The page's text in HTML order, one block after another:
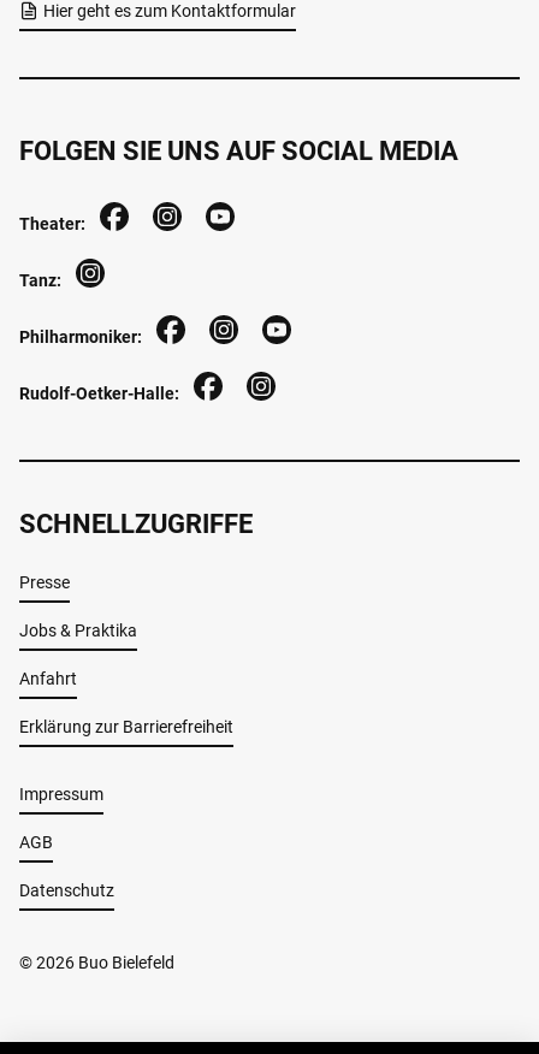
Hier geht es zum Kontaktformular
SCHNELLZUGRIFFE
Presse
Jobs & Praktika
Anfahrt
Erklärung zur Barrierefreiheit
© 2026 Buo Bielefeld
Impressum
AGB
Datenschutz
FOLGEN SIE UNS AUF SOCIAL MEDIA
Theater:
Tanz:
Philharmoniker:
Rudolf-Oetker-Halle: